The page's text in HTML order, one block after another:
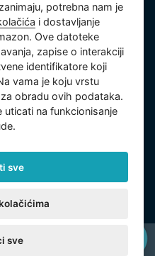
sudu u Pragu,
broj kompanije:
broj: CZ26150808.
s.r.o. All rights reserved.
potrebna nam je
i dostavljanje
Ove datoteke
zapise o interakciji
identifikatore koji
vama je koju vrstu
obradu ovih podataka.
na funkcionisanje
sve
sve